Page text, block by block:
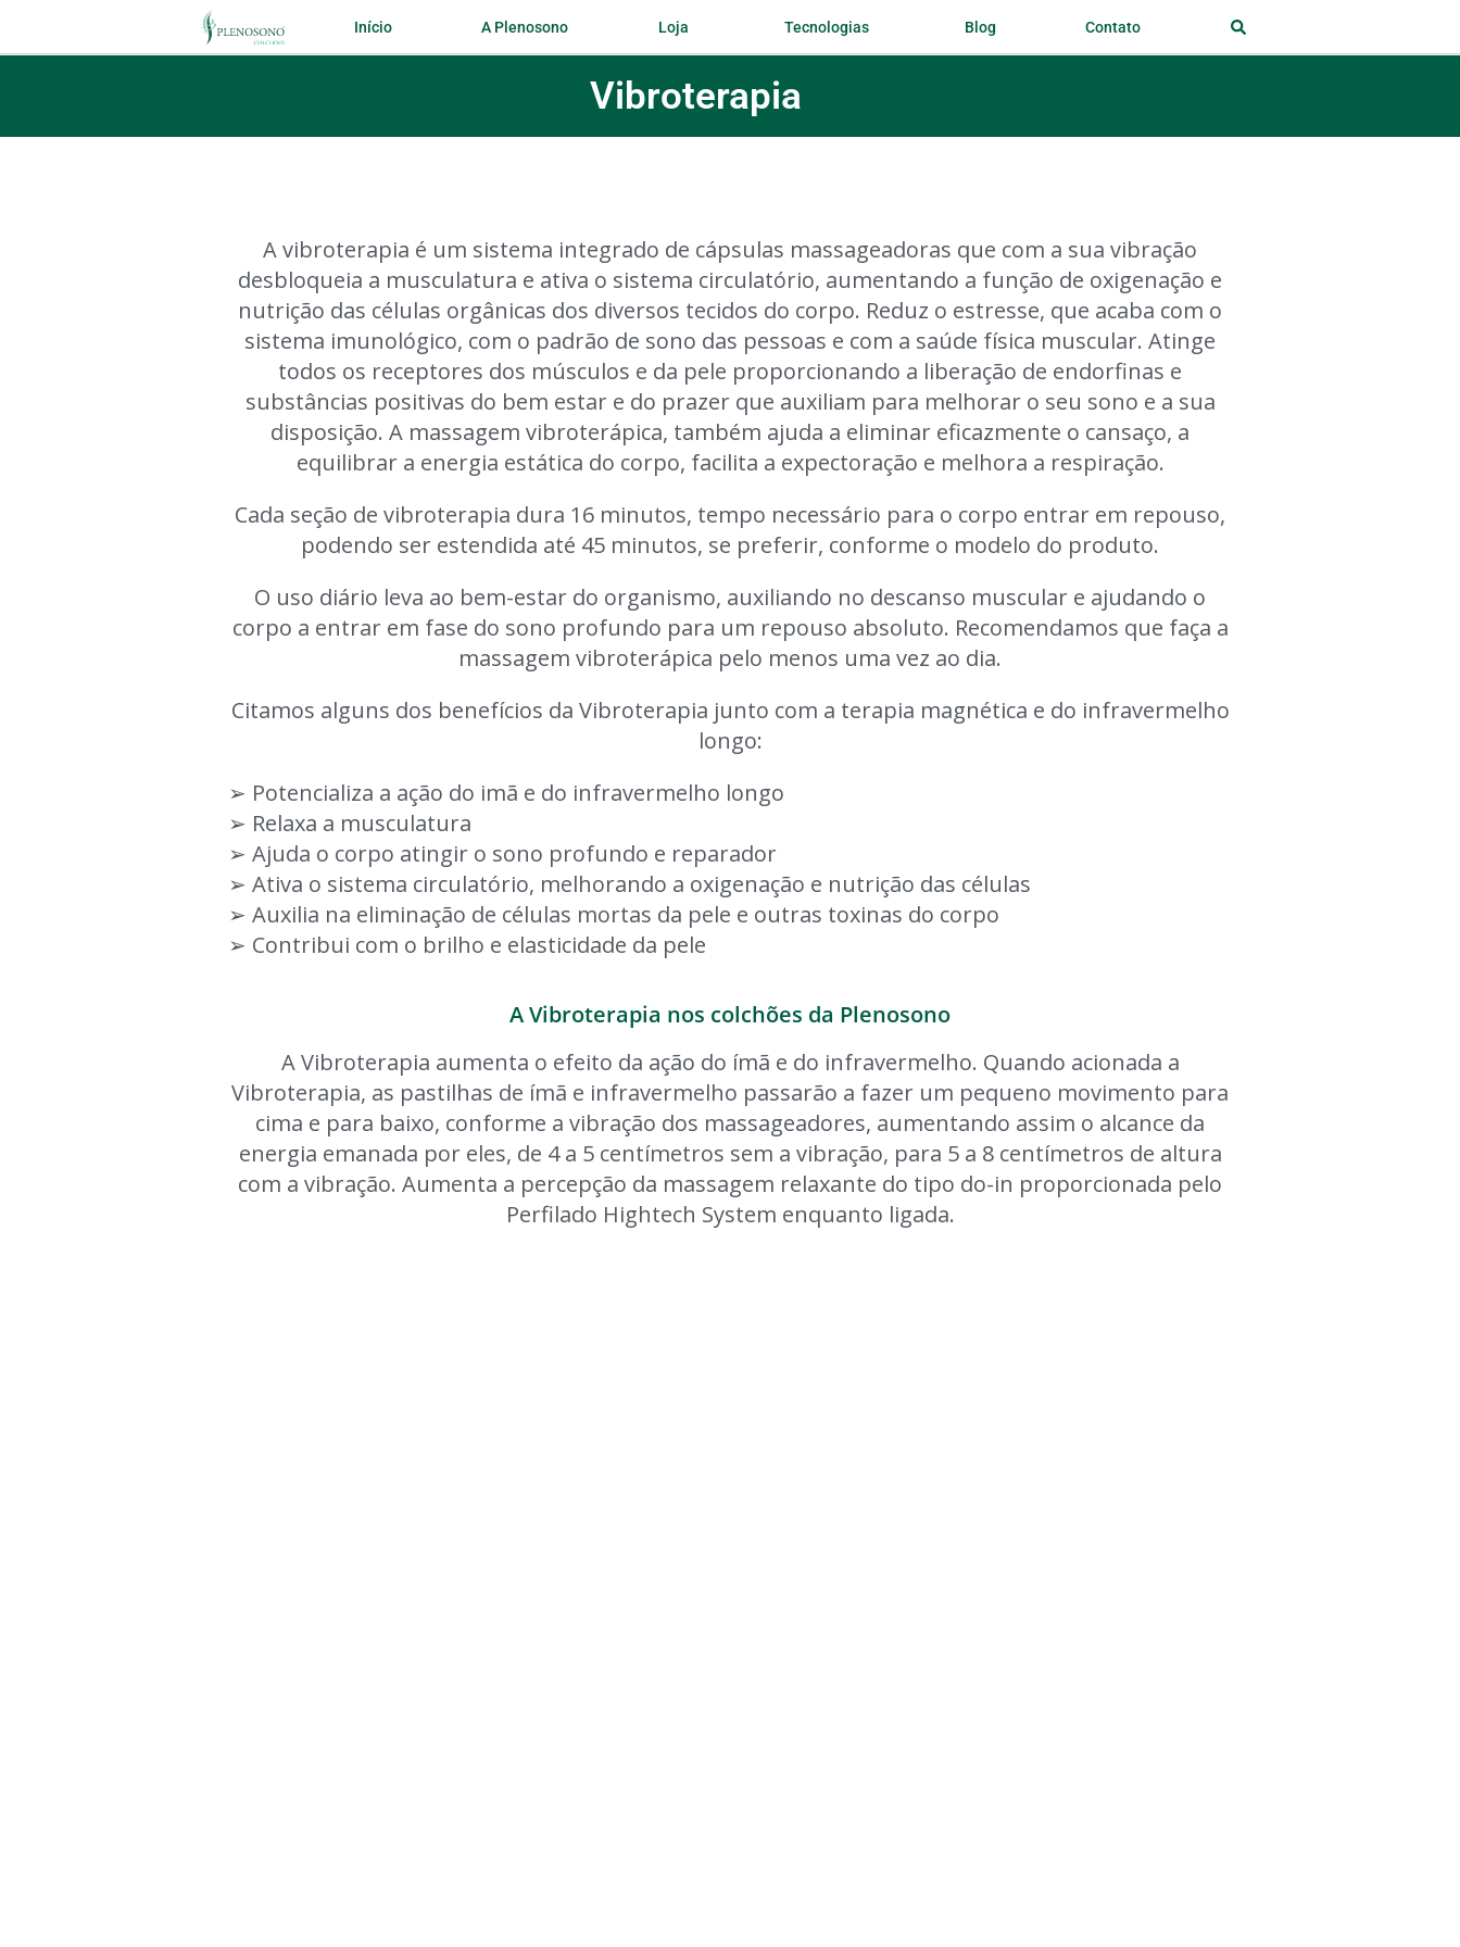
Início A Plenosono Loja Tecnologias Blog Contato
Vibroterapia
A vibroterapia é um sistema integrado de cápsulas massageadoras que com a sua vibração
desbloqueia a musculatura e ativa o sistema circulatório, aumentando a função de oxigenação e
nutrição das células orgânicas dos diversos tecidos do corpo. Reduz o estresse, que acaba com o
sistema imunológico, com o padrão de sono das pessoas e com a saúde física muscular. Atinge
todos os receptores dos músculos e da pele proporcionando a liberação de endorfinas e
substâncias positivas do bem estar e do prazer que auxiliam para melhorar o seu sono e a sua
disposição. A massagem vibroterápica, também ajuda a eliminar eficazmente o cansaço, a
equilibrar a energia estática do corpo, facilita a expectoração e melhora a respiração.
Cada seção de vibroterapia dura 16 minutos, tempo necessário para o corpo entrar em repouso,
podendo ser estendida até 45 minutos, se preferir, conforme o modelo do produto.
O uso diário leva ao bem-estar do organismo, auxiliando no descanso muscular e ajudando o
corpo a entrar em fase do sono profundo para um repouso absoluto. Recomendamos que faça a
massagem vibroterápica pelo menos uma vez ao dia.
Citamos alguns dos benefícios da Vibroterapia junto com a terapia magnética e do infravermelho
longo:
➢ Potencializa a ação do imã e do infravermelho longo
➢ Relaxa a musculatura
➢ Ajuda o corpo atingir o sono profundo e reparador
➢ Ativa o sistema circulatório, melhorando a oxigenação e nutrição das células
➢ Auxilia na eliminação de células mortas da pele e outras toxinas do corpo
➢ Contribui com o brilho e elasticidade da pele
A Vibroterapia nos colchões da Plenosono
A Vibroterapia aumenta o efeito da ação do ímã e do infravermelho. Quando acionada a
Vibroterapia, as pastilhas de ímã e infravermelho passarão a fazer um pequeno movimento para
cima e para baixo, conforme a vibração dos massageadores, aumentando assim o alcance da
energia emanada por eles, de 4 a 5 centímetros sem a vibração, para 5 a 8 centímetros de altura
com a vibração. Aumenta a percepção da massagem relaxante do tipo do-in proporcionada pelo
Perfilado Hightech System enquanto ligada.